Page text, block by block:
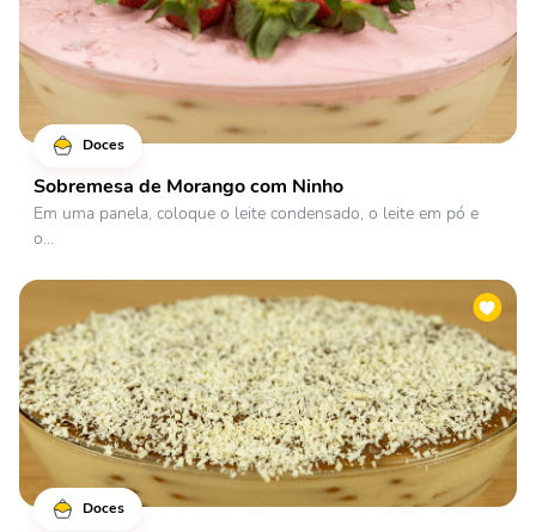
Doces
Sobremesa de Morango com Ninho
Em uma panela, coloque o leite condensado, o leite em pó e
o...
Doces